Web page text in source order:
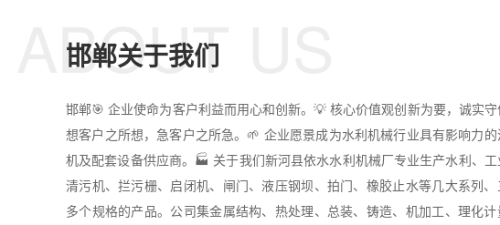
邯郸关于我们
ABOUT US
邯郸🎯 企业使命为客户利益而用心和创新。💡 核心价值观创新为要，诚实守
想客户之所想，急客户之所急。🌱 企业愿景成为水利机械行业具有影响力
机及配套设备供应商。🏭 关于我们新河县依水水利机械厂专业生产水利、工
清污机、拦污栅、启闭机、闸门、液压钢坝、拍门、橡胶止水等几大系列、
多个规格的产品。公司集金属结构、热处理、总装、铸造、机加工、理化